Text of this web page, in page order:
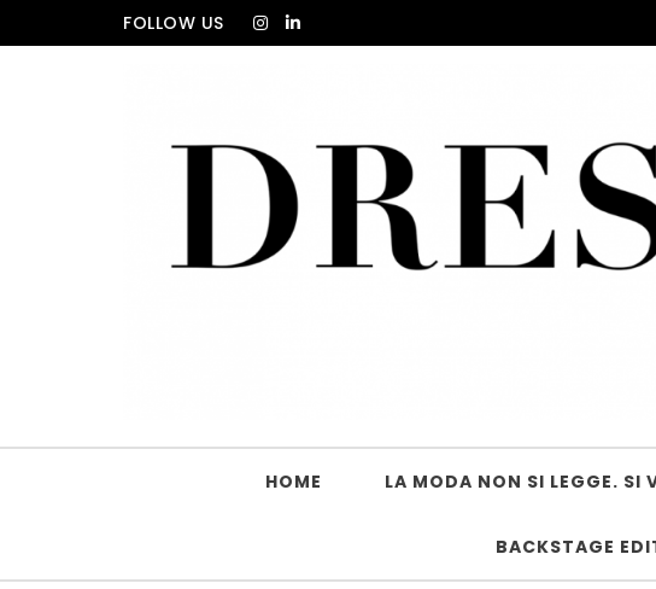
Skip to contentFOLLOW US
HOME LA MODA NON SI LEGGE. SI
BACKSTAGE